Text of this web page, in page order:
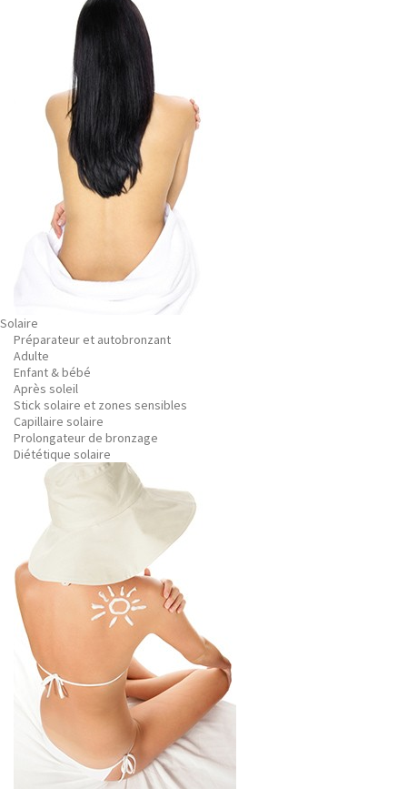
Solaire
Préparateur et autobronzant
Adulte
Enfant & bébé
Après soleil
Stick solaire et zones sensibles
Capillaire solaire
Prolongateur de bronzage
Diététique solaire